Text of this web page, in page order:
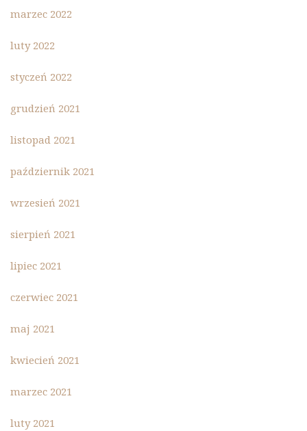
marzec 2022
luty 2022
styczeń 2022
grudzień 2021
listopad 2021
październik 2021
wrzesień 2021
sierpień 2021
lipiec 2021
czerwiec 2021
maj 2021
kwiecień 2021
marzec 2021
luty 2021